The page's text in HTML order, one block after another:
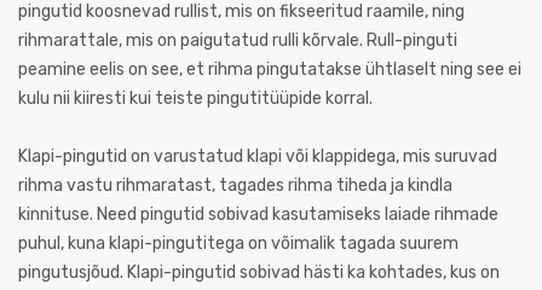
pingutid koosnevad rullist, mis on fikseeritud raamile, ning
rihmarattale, mis on paigutatud rulli kõrvale. Rull-pinguti
peamine eelis on see, et rihma pingutatakse ühtlaselt ning see ei
kulu nii kiiresti kui teiste pingutitüüpide korral.
Klapi-pingutid on varustatud klapi või klappidega, mis suruvad
rihma vastu rihmaratast, tagades rihma tiheda ja kindla
kinnituse. Need pingutid sobivad kasutamiseks laiade rihmade
puhul, kuna klapi-pingutitega on võimalik tagada suurem
pingutusjõud. Klapi-pingutid sobivad hästi ka kohtades, kus on